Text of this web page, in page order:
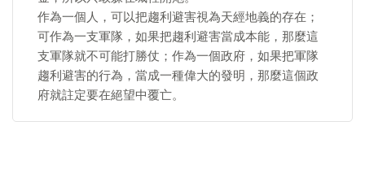
作為一個人，可以把趨利避害視為天經地義的存在；
可作為一支軍隊，如果把趨利避害當成本能，那麼這
支軍隊就不可能打勝仗；作為一個政府，如果把軍隊
趨利避害的行為，當成一種偉大的發明，那麼這個政
府就註定要在絕望中覆亡。